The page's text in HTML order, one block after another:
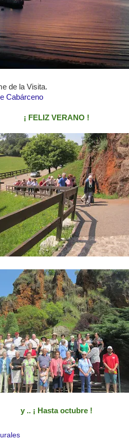
de la Visita.
Cabárceno
¡ FELIZ VERANO !
y .. ¡ Hasta octubre !